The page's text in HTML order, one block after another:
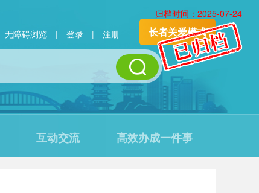
归档时间：2025-07-24
无障碍浏览 | 登录 | 注册 长者关爱模式
互动交流 高效办成一件事